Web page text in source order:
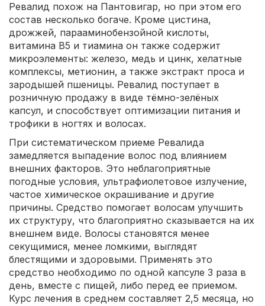
Ревалид похож на Пантовигар, но при этом его
состав несколько богаче. Кроме цистина,
дрожжей, парааминобензойной кислоты,
витамина В5 и тиамина он также содержит
микроэлементы: железо, медь и цинк, хелатные
комплексы, метионин, а также экстракт проса и
зародышей пшеницы. Ревалид поступает в
розничную продажу в виде тёмно-зелёных
капсул, и способствует оптимизации питания и
трофики в ногтях и волосах.
При систематическом приеме Ревалида
замедляется выпадение волос под влиянием
внешних факторов. Это неблагоприятные
погодные условия, ультрафиолетовое излучение,
частое химическое окрашивание и другие
причины. Средство помогает волосам улучшить
их структуру, что благоприятно сказывается на их
внешнем виде. Волосы становятся менее
секущимися, менее ломкими, выглядят
блестящими и здоровыми. Применять это
средство необходимо по одной капсуле 3 раза в
день, вместе с пищей, либо перед ее приемом.
Курс лечения в среднем составляет 2,5 месяца, но